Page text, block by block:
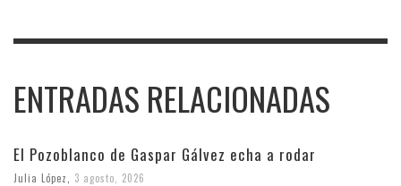
ENTRADAS RELACIONADAS
El Pozoblanco de Gaspar Gálvez echa a rodar
Julia López 3 agosto, 2026